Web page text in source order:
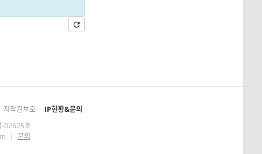
저작권보호 · IP현황&문의
-02625호
| 문의